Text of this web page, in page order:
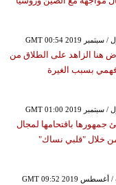
هنا الزاهد على الطلاق من
بسبب الغيرة
جمهورها باقتحامها لمجال
من خلال "قلبي نساك"